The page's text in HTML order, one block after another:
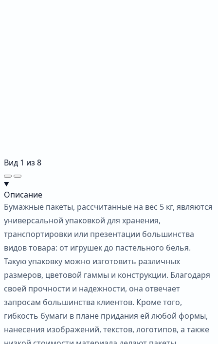
Вид 1 из 8
Описание
Бумажные пакеты, рассчитанные на вес 5 кг, являются
универсальной упаковкой для хранения,
транспортировки или презентации большинства
видов товара: от игрушек до пастельного белья.
Такую упаковку можно изготовить различных
размеров, цветовой гаммы и конструкции. Благодаря
своей прочности и надежности, она отвечает
запросам большинства клиентов. Кроме того,
гибкость бумаги в плане придания ей любой формы,
нанесения изображений, текстов, логотипов, а также